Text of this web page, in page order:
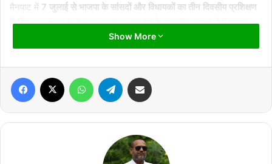
मैनपाट में 7 जुलाई से भाजपा के सांसदों और विधायकों का तीन दिवसीय प्रशिक्षण
शिविरशुरू हो रहा है, जिसका उद्घाटनभाजपा के राष्ट्रीय अध्यक्ष जेपी नड्डा
9 जुलाई को केंद्रीय गृह मंत्री अमित शाह
शिविर मेंकुल 12 सत्रआयोजित होंगे, जिनमें
जेपी नड्डा (राष्ट्रीय अध्यक्ष, भाजपा)
अमित शाह (केंद्रीय गृह मंत्री)
शिवराज सिंह चौहान (केंद्रीय मंत्री)
धर्मेंद्र प्रधान (केंद्रीय मंत्री)
Show More
Facebook WhatsAppTelegram